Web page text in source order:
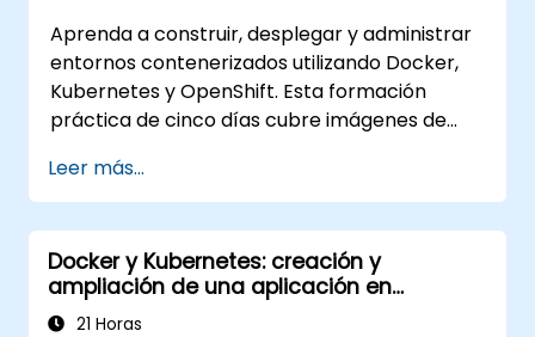
Aprenda a construir, desplegar y administrar
entornos contenerizados utilizando Docker,
Kubernetes y OpenShift. Esta formación
práctica de cinco días cubre imágenes de
Kubernetes, red de clústeres,
almacenamiento, seguridad, monitoreo y
administración práctica de OpenShift. Los
participantes adquieren las habilidades
necesarias para operar plataformas de
contenedores modernas y resolver
Leer más...
Docker y Kubernetes: creación y
ampliación de una aplicación en
contenedores
21 Horas